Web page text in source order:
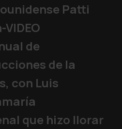
Patti
de
de la
con Luis
que hizo llorar